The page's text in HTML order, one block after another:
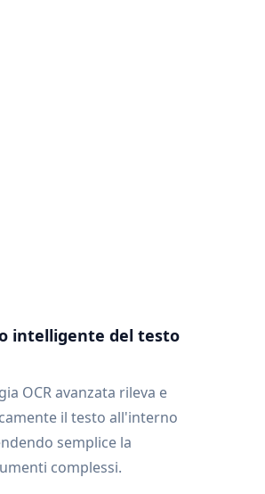
intelligente del testo
OCR avanzata rileva e
il testo all'interno
semplice la
complessi.